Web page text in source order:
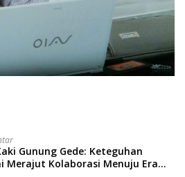
Gunung Gede: Keteguhan
Merajut Kolaborasi Menuju Era